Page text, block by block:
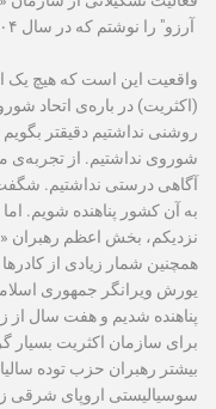
واقعیت این است که هیچ یک
(اکثریت) در باره‌‫ی اتحاد
روشنی
نزدیکم، بخش اعظم رهبران
یورش ویرانگر جمهوری
پناهنده شدیم و هفت سال از
برای سازمان اکثریت بسیار
بیشتر رهبران حزب توده
سوسیالیستی اروپای شرقی